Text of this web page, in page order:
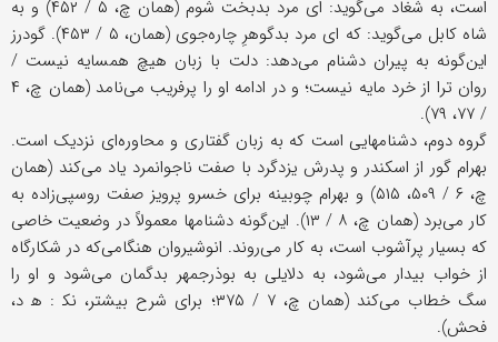
است، به شغاد می‌گوید: ای مرد بدبخت شوم (همان چ، ۵ / ۴۵۲) و به
شاه کابل می‌گوید: که ای مرد بدگوهرِ چاره‌جوی (همان، ۵ / ۴۵۳). گودرز
این‌گونه به پیران دشنام می‌دهد: دلت با زبان هیچ همسایه نیست /
روان ‌ترا از خرد مایه نیست؛ و در ادامه او را پرفریب می‌نامد (همان چ، ۴
/ ۷۷، ۷۹).
گروه دوم، دشنامهایی است که به زبان گفتاری و محاوره‌ای نزدیک است.
بهرام گور از اسکندر و پدرش یزدگرد با صفت ناجوانمرد یاد می‌کند (همان
چ، ۶ / ۵۰۹، ۵۱۵) و بهرام چوبینه برای خسرو پرویز صفت روسپی‌زاده به
کار می‌برد (همان چ، ۸ / ۱۳). این‌گونه دشنامها معمولاً در وضعیت خاصی
که بسیار پرآشوب است، به کار می‌روند. انوشیروان هنگامی‌که در شکارگاه
از خواب بیدار می‌شود، به دلایلی به بوذرجمهر بدگمان می‌شود و او را
سگ خطاب می‌کند (همان چ، ۷ / ۳۷۵؛ برای شرح بیشتر، نک‍ : ه‍ د،
فحش).